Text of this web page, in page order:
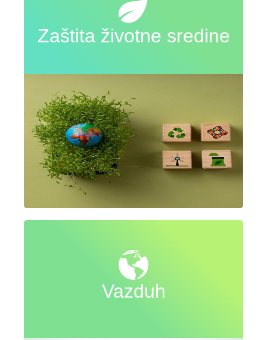
Zaštita životne sredine
Vazduh